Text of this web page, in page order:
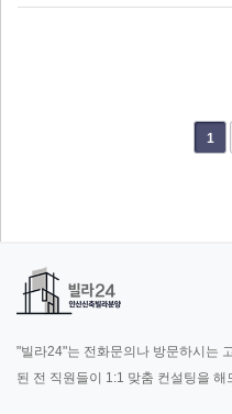
1
"빌라24"는 전화문의나 방문하시는
된 전 직원들이 1:1 맞춤 컨설팅을 해